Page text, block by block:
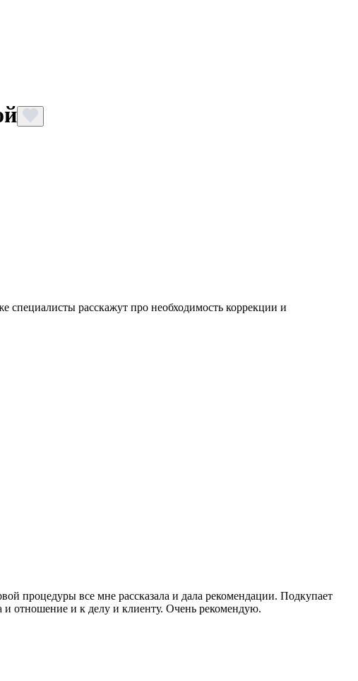
специалисты расскажут про необходимость коррекции и
процедуры все мне рассказала и дала рекомендации. Подкупает
и отношение и к делу и клиенту. Очень рекомендую.